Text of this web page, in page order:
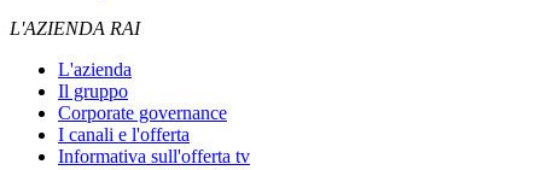
L'AZIENDA RAI
L'azienda
Il gruppo
Corporate governance
I canali e l'offerta
Informativa sull'offerta tv